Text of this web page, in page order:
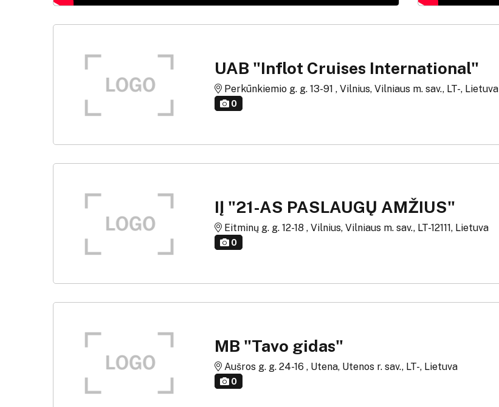
UAB "Inflot Cruises International"
Perkūnkiemio g. g. 13-91 , Vilnius, Vilniaus m. sav., LT-, Lietuva
0
IĮ "21-AS PASLAUGŲ AMŽIUS"
Eitminų g. g. 12-18 , Vilnius, Vilniaus m. sav., LT-12111, Lietuva
0
MB "Tavo gidas"
Aušros g. g. 24-16 , Utena, Utenos r. sav., LT-, Lietuva
0